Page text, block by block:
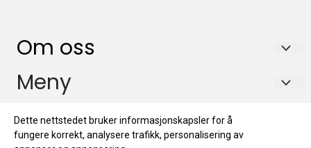
Om oss
GUDBRANDSGARN AS
Tromsnesvegen 29B
2634 FÅVANG
Meny
Retur
Info
FAQ
Dette nettstedet bruker informasjonskapsler for å
fungere korrekt, analysere trafikk, personalisering av